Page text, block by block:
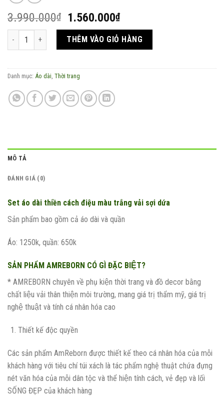
3.990.000₫
Giá
gốc
là:
3.990.000₫.
1.560.000₫Giá
hiện
tại
là:
1.560.000₫.
Set áo dài thiền cách điệu màu trắng vải sợi dứa số lượng
THÊM VÀO GIỎ HÀNG
Danh mục: Áo dài, Thời trang
MÔ TẢ
ĐÁNH GIÁ (0)
Set áo dài thiền cách điệu màu trắng vải sợi dứa
Sản phẩm bao gồm cả áo dài và quần
Áo: 1250k, quần: 650k
SẢN PHẨM AMREBORN CÓ GÌ ĐẶC BIỆT?
* AMREBORN chuyên về phụ kiện thời trang và đồ decor bằng
chất liệu vải thân thiện môi trường, mang giá trị thẩm mỹ, giá trị
nghệ thuật và tính cá nhân hóa cao
Thiết kế độc quyền
Các sản phẩm AmReborn được thiết kế theo cá nhân hóa của mỗi
khách hàng với tiêu chí túi xách là tác phẩm nghệ thuật chứa đựng
nét văn hóa của mỗi dân tộc và thể hiện tính cách, vẻ đẹp và lối
SỐNG ĐẸP của khách hàng